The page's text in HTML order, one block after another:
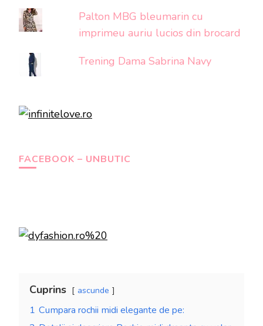
Palton MBG bleumarin cu
imprimeu auriu lucios din brocard
Trening Dama Sabrina Navy
FACEBOOK – UNBUTIC
Cuprins ascunde
1 Cumpara rochii midi elegante de pe: